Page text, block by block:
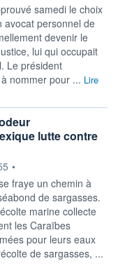
samedi le choix
avocat personnel de
devenir le
lui qui occupait
Le président
nommer pour ... Lire
lutte contre
•
fraye un chemin à
de sargasses.
marine collecte
les Caraïbes
pour leurs eaux
de sargasses, ...